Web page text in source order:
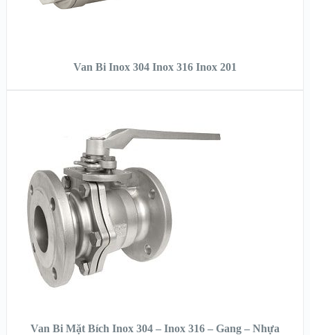
Van Bi Inox 304 Inox 316 Inox 201
XEM NHANH
XEM CHI TIẾT
Van Bi Mặt Bích Inox 304 – Inox 316 – Gang – Nhựa